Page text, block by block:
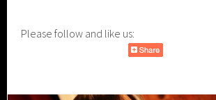
Please follow and like us: